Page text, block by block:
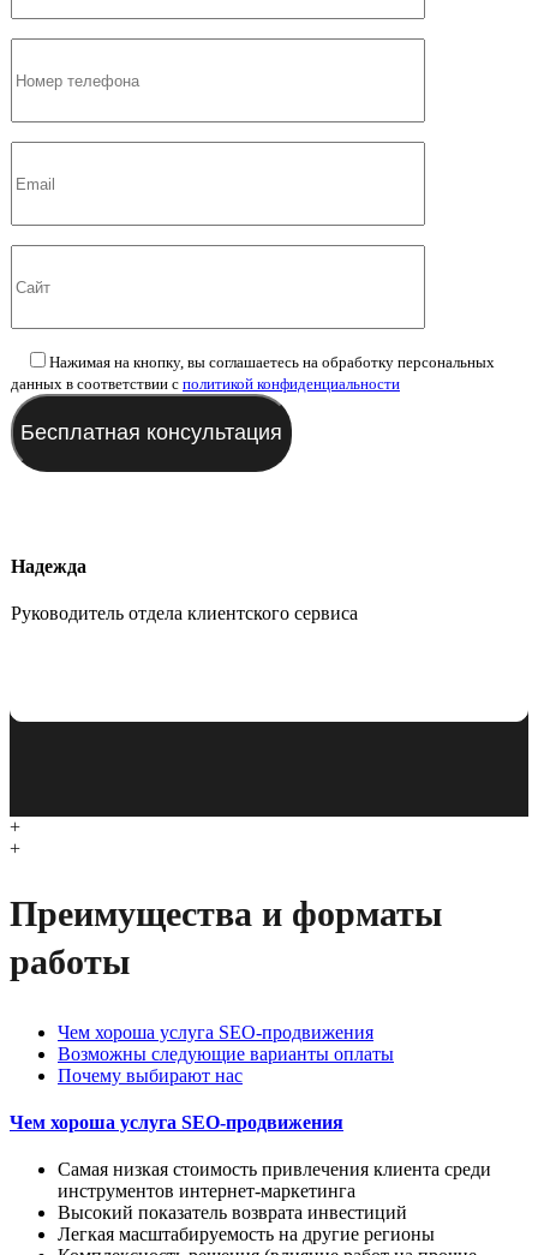
Нажимая на кнопку, вы соглашаетесь на обработку персональных
данных в соответствии с политикой конфиденциальности
Надежда
Руководитель отдела клиентского сервиса
+
+
Преимущества и форматы
работы
Чем хороша услуга SEO-продвижения
Возможны следующие варианты оплаты
Почему выбирают нас
Чем хороша услуга SEO-продвижения
Самая низкая стоимость привлечения клиента среди
инструментов интернет-маркетинга
Высокий показатель возврата инвестиций
Легкая масштабируемость на другие регионы